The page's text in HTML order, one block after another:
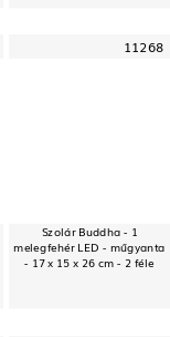
11268
Szolár Buddha - 1
melegfehér LED - műgyanta
- 17 x 15 x 26 cm - 2 féle